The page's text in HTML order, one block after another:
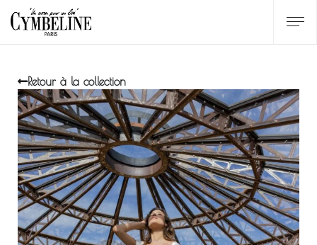
Retour à la collection